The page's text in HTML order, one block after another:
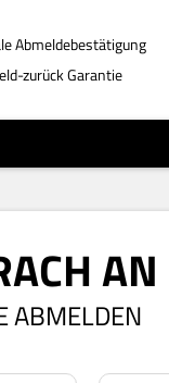
Abmeldebestätigung
zurück Garantie
AN
ABMELDEN